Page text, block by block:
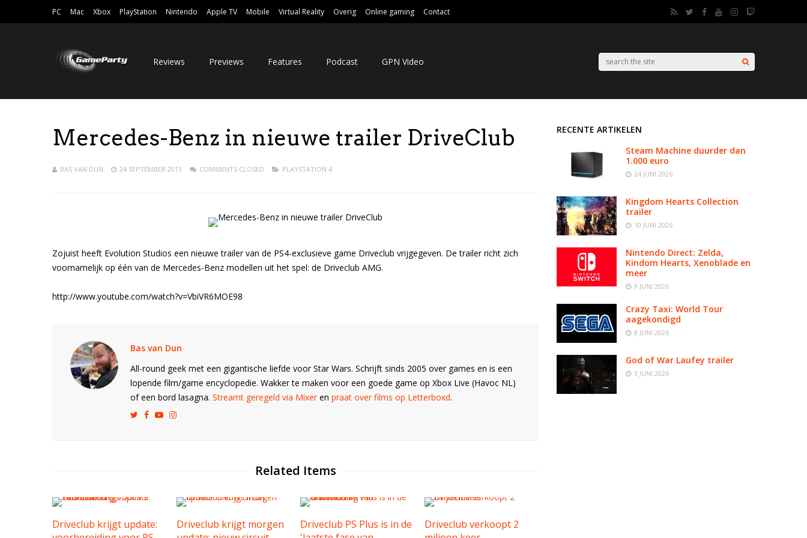
PC Mac Xbox PlayStation Nintendo Apple TV Mobile Virtual Reality Overig Online gaming Contact
Reviews Previews Features Podcast GPN Video
Mercedes-Benz in nieuwe trailer DriveClub
BAS VAN DUN 24 SEPTEMBER 2013 COMMENTS CLOSED PLAYSTATION 4
Zojuist heeft Evolution Studios een nieuwe trailer van de PS4-exclusieve game Driveclub vrijgegeven. De trailer richt zich
voornamelijk op één van de Mercedes-Benz modellen uit het spel: de Driveclub AMG.
http://www.youtube.com/watch?v=VbiVR6MOE98
Bas van Dun
All-round geek met een gigantische liefde voor Star Wars. Schrijft sinds 2005 over games en is een
lopende film/game encyclopedie. Wakker te maken voor een goede game op Xbox Live (Havoc NL)
of een bord lasagna. Streamt geregeld via Mixeren praat over films op Letterboxd.
Related Items
Driveclub krijgt update:
Driveclub krijgt morgen
Driveclub PS Plus is in de
Driveclub verkoopt 2
RECENTE ARTIKELEN
Steam Machine duurder dan
1.000 euro
24 JUNI 2026
Kingdom Hearts Collection
trailer
10 JUNI 2026
Nintendo Direct: Zelda,
Kindom Hearts, Xenoblade en
meer
9 JUNI 2026
Crazy Taxi: World Tour
aagekondigd
8 JUNI 2026
God of War Laufey trailer
3 JUNI 2026